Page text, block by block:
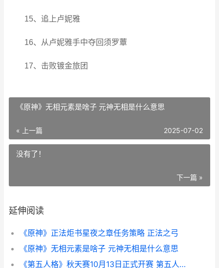
15、追上卢妮雅
16、从卢妮雅手中夺回须罗蕈
17、击败镀金旅团
《原神》无相元素是啥子 元神无相是什么意思
« 上一篇 2025-07-02
没有了！
下一篇 »
延伸阅读
《原神》正法炬书星夜之章任务策略 正法之弓
《原神》无相元素是啥子 元神无相是什么意思
《第五人格》秋天赛10月13日正式开赛 第五人格秋季赛时间